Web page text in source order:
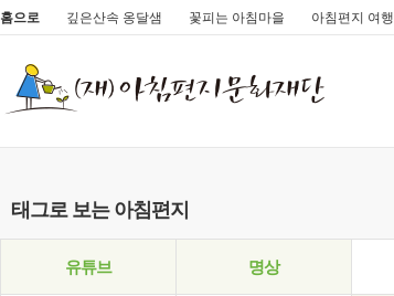
홈으로 깊은산속 옹달샘 꽃피는 아침마을 아침편지 여행
태그로 보는 아침편지
유튜브 명상